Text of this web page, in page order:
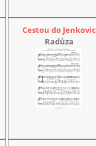
Cestou do Jenkovic
Radůza